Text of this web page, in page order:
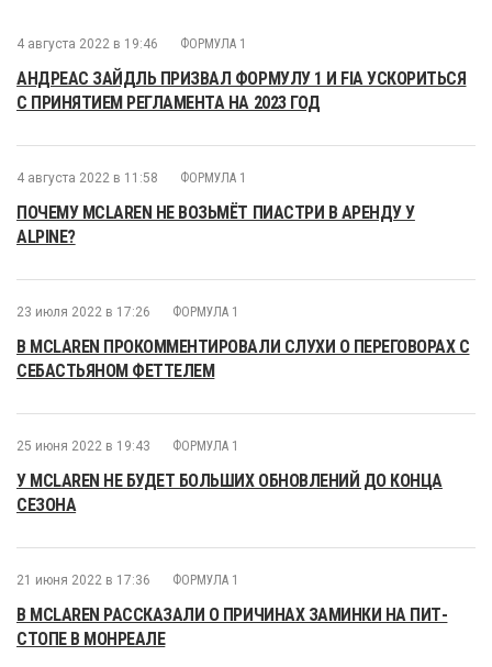
4 августа 2022 в 19:46 ФОРМУЛА 1
АНДРЕАС ЗАЙДЛЬ ПРИЗВАЛ ФОРМУЛУ 1 И FIA УСКОРИТЬСЯ
С ПРИНЯТИЕМ РЕГЛАМЕНТА НА 2023 ГОД
4 августа 2022 в 11:58 ФОРМУЛА 1
ПОЧЕМУ MCLAREN НЕ ВОЗЬМЁТ ПИАСТРИ В АРЕНДУ У
ALPINE?
23 июля 2022 в 17:26 ФОРМУЛА 1
В MCLAREN ПРОКОММЕНТИРОВАЛИ СЛУХИ О ПЕРЕГОВОРАХ С
СЕБАСТЬЯНОМ ФЕТТЕЛЕМ
25 июня 2022 в 19:43 ФОРМУЛА 1
У MCLAREN НЕ БУДЕТ БОЛЬШИХ ОБНОВЛЕНИЙ ДО КОНЦА
СЕЗОНА
21 июня 2022 в 17:36 ФОРМУЛА 1
В MCLAREN РАССКАЗАЛИ О ПРИЧИНАХ ЗАМИНКИ НА ПИТ-
СТОПЕ В МОНРЕАЛЕ